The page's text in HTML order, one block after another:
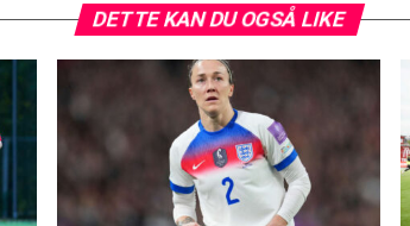
DETTE KAN DU OGSÅ LIKE